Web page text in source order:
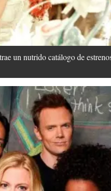
un nutrido catálogo de